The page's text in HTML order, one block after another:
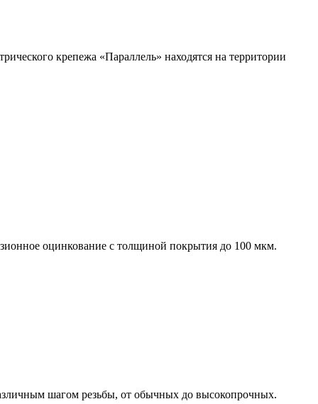
крепежа «Параллель» находятся на территории
оцинкование с толщиной покрытия до 100 мкм.
шагом резьбы, от обычных до высокопрочных.